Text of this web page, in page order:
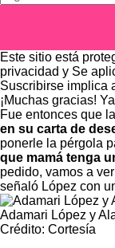
Este sitio está
privacidad y Se
Suscribirse implica
¡Muchas gracias!
Fue entonces que
en su carta de
ponerle la pérgola
que mamá tenga
pedido, vamos a
señaló López con
Adamari López y
Crédito: Cortesía